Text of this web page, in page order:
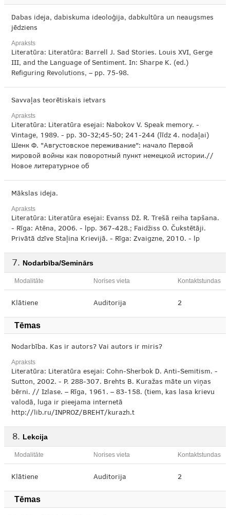
Dabas ideja, dabiskuma ideoloģija, dabkultūra un neaugsmes
jēdziens
Apraksts
Literatūra: Literatūra: Barrell J. Sad Stories. Louis XVI, Gerge
III, and the Language of Sentiment. In: Sharpe K. (ed.)
Refiguring Revolutions, – pp. 75-98.
Savvaļas teorētiskais ietvars
Apraksts
Literatūra: Literatūra esejai: Nabokov V. Speak memory. -
Vintage, 1989. - pp. 30-32;45-50; 241-244 (līdz 4. nodaļai)
Шенк Ф. "Августовское переживание": начало Первой
мировой войны как поворотный пункт немецкой истории.//
Новое литературное об
Mākslas ideja.
Apraksts
Literatūra: Literatūra esejai: Evanss Dž. R. Trešā reiha tapšana.
- Rīga: Atēna, 2006. - lpp. 367-428.; Faidžiss O. Čukstētāji.
Privātā dzīve Staļina Krievijā. - Rīga: Zvaigzne, 2010. - lp
Nodarbība/Seminārs
Modalitāte Norises vieta Kontaktstundas
Klātiene Auditorija 2
Tēmas
Nodarbība. Kas ir autors? Vai autors ir miris?
Apraksts
Literatūra: Literatūra esejai: Cohn-Sherbok D. Anti-Semitism. -
Sutton, 2002. - P. 288-307. Brehts B. Kuražas māte un viņas
bērni. // Izlase. – Rīga, 1961. – 83-158. (tiem, kas lasa krievu
valodā, luga ir pieejama internetā
http://lib.ru/INPROZ/BREHT/kurazh.t
Lekcija
Modalitāte Norises vieta Kontaktstundas
Klātiene Auditorija 2
Tēmas